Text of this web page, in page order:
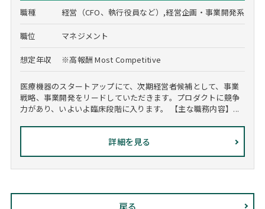
職種 経営（CFO、執行役員など）,経営企画・事業開発系
職位 マネジメント
想定年収 ※高報酬 Most Competitive
医療機器のスタートアップにて、次期経営者候補として、事業
戦略、事業開発をリードしていただきます。プロダクトに競争
力があり、いよいよ臨床段階に入ります。 【主な職務内容】...
詳細を見る
戻る